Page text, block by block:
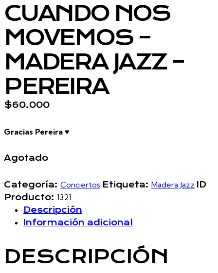
CUANDO NOS
MOVEMOS –
MADERA JAZZ –
PEREIRA
$60.000
Gracias Pereira ♥️
Agotado
Categoría: Conciertos Etiqueta: Madera Jazz
ID
Producto: 1321
Descripción
Información adicional
DESCRIPCIÓN